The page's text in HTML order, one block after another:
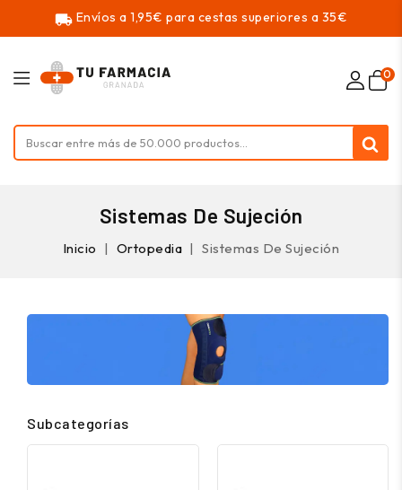
local_shipping Envíos a 1,95€ para cestas superiores a 35€
0
Sistemas De Sujeción
Inicio Ortopedia Sistemas De Sujeción
Subcategorías